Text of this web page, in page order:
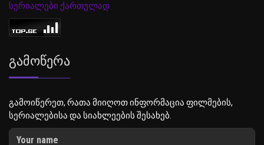
სერიალები ქართულად
Გამოწერა
გამოიწერეთ, რათა მიიღოთ ინფორმაცია ფილმების,
სერიალებისა და სიახლეების შესახებ.